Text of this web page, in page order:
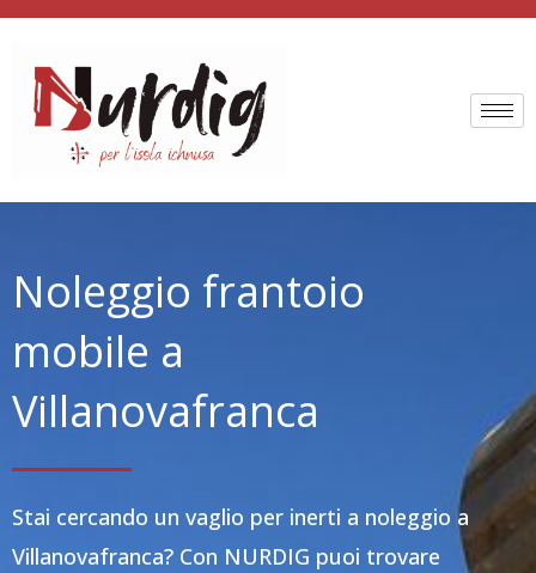
Vai
contenuto
Noleggio frantoio
mobile a
Villanovafranca
Stai cercando un vaglio per inerti a noleggio a
Villanovafranca? Con NURDIG puoi trovare